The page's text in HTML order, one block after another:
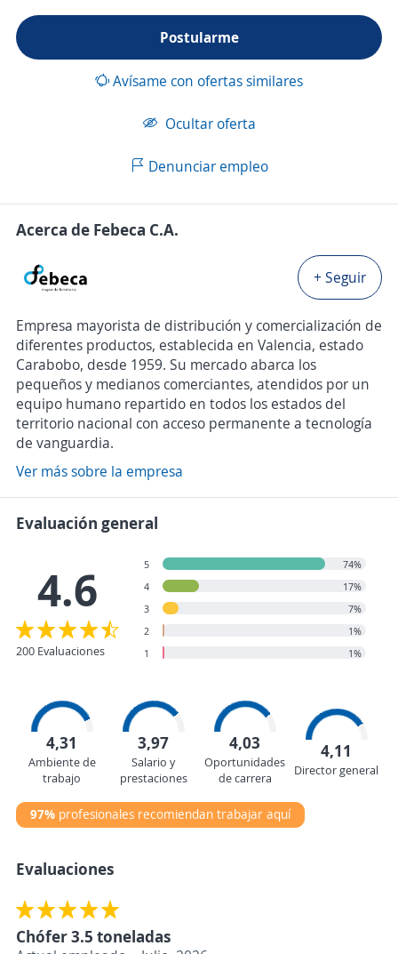
Postularme
Avísame con ofertas similares
Ocultar oferta
Denunciar empleo
Acerca de Febeca C.A.
+ Seguir
Empresa mayorista de distribución y comercialización de
diferentes productos, establecida en Valencia, estado
Carabobo, desde 1959. Su mercado abarca los
pequeños y medianos comerciantes, atendidos por un
equipo humano repartido en todos los estados del
territorio nacional con acceso permanente a tecnología
de vanguardia.
Ver más sobre la empresa
Evaluación general
4.6
200 Evaluaciones
5
74%
4
17%
3
7%
2
1%
1
1%
4,31
Ambiente de
trabajo
3,97
Salario y
prestaciones
4,03
Oportunidades
de carrera
4,11
Director general
97% profesionales recomiendan trabajar aquí
Evaluaciones
Chófer 3.5 toneladas